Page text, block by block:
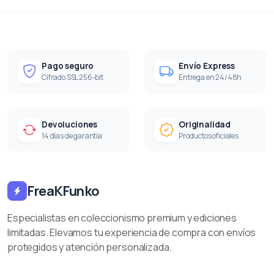
Pago seguro
Cifrado SSL 256-bit
Envío Express
Entrega en 24/48h
Devoluciones
14 días de garantía
Originalidad
Productos oficiales
FreaKFunko
Especialistas en coleccionismo premium y ediciones
limitadas. Elevamos tu experiencia de compra con envíos
protegidos y atención personalizada.